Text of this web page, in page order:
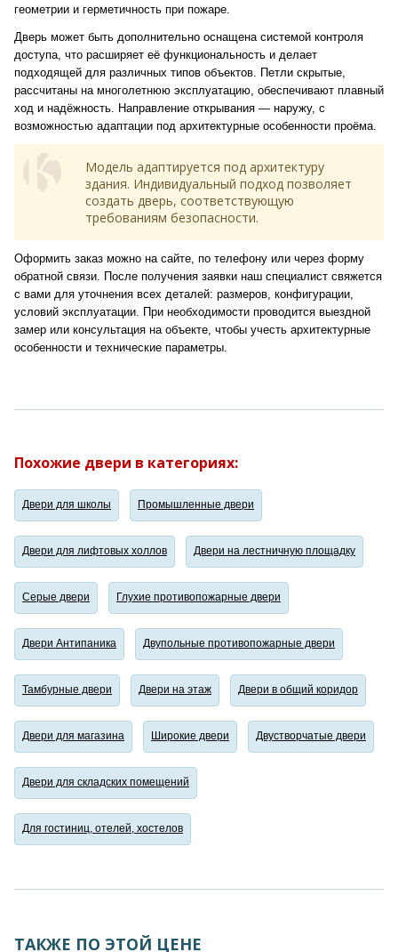
геометрии и герметичность при пожаре.
Дверь может быть дополнительно оснащена системой контроля
доступа, что расширяет её функциональность и делает
подходящей для различных типов объектов. Петли скрытые,
рассчитаны на многолетнюю эксплуатацию, обеспечивают плавный
ход и надёжность. Направление открывания — наружу, с
возможностью адаптации под архитектурные особенности проёма.
Модель адаптируется под архитектуру
здания. Индивидуальный подход позволяет
создать дверь, соответствующую
требованиям безопасности.
Оформить заказ можно на сайте, по телефону или через форму
обратной связи. После получения заявки наш специалист свяжется
с вами для уточнения всех деталей: размеров, конфигурации,
условий эксплуатации. При необходимости проводится выездной
замер или консультация на объекте, чтобы учесть архитектурные
особенности и технические параметры.
Похожие двери в категориях:
Двери для школы Промышленные двери
Двери для лифтовых холлов Двери на лестничную площадку
Серые двери Глухие противопожарные двери
Двери Антипаника Двупольные противопожарные двери
Тамбурные двери Двери на этаж Двери в общий коридор
Двери для магазина Широкие двери Двустворчатые двери
Двери для складских помещений
Для гостиниц, отелей, хостелов
ТАКЖЕ ПО ЭТОЙ ЦЕНЕ